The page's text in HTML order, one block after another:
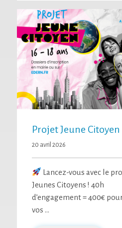
Projet Jeune Citoyen
20 avril 2026
Lancez-vous avec le
Jeunes Citoyens ! 40h
d’engagement = 400€
vos …